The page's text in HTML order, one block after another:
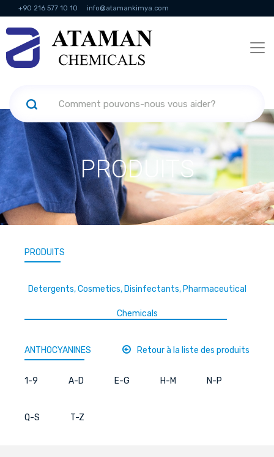
+90 216 577 10 10 info@atamankimya.com
KVKK Politikası Services de la société de l'information
humaines
PRODUITS
PRODUITS
Detergents, Cosmetics, Disinfectants, Pharmaceutical
Chemicals
ANTHOCYANINES Retour à la liste des produits
1-9 A-D E-G H-M N-P
Q-S T-Z